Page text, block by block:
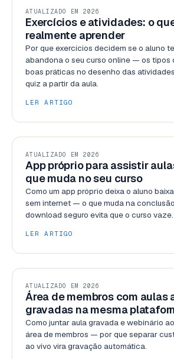
USABILIDADE
ATUALIZADO EM 2026
Exercícios e atividades: o
realmente aprender
Por que exercícios decidem se o aluno
abandona o seu curso online — os tipos
boas práticas no desenho das
quiz a partir da aula.
LER ARTIGO
PLATAFORMAS
ATUALIZADO EM 2026
App próprio para assistir
que muda no seu curso
Como um app próprio deixa o aluno
sem internet — o que muda na
download seguro evita que o curso vaze.
LER ARTIGO
RECURSOS
ATUALIZADO EM 2026
Área de membros com aulas
gravadas na mesma
Como juntar aula gravada e webinário
área de membros — por que separar
ao vivo vira gravação automática.